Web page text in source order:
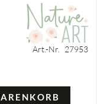
Art.-Nr. 27953